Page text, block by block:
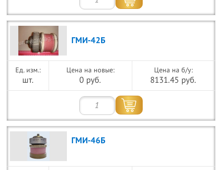
ГМИ-42Б
шт.
Цена на новые:
0 руб.
Цена на б/у:
8131.45 руб.
ГМИ-46Б